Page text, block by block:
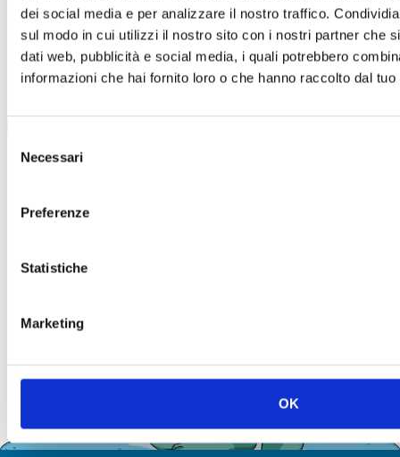
dei social media e per analizzare il nostro traffico.
sul modo in cui utilizzi il nostro sito con i nostri partner che
dati web, pubblicità e social media, i quali potrebbero
informazioni che hai fornito loro o che hanno raccolto dal
delNecessari
Preferenze
Statistiche
Marketing
OK